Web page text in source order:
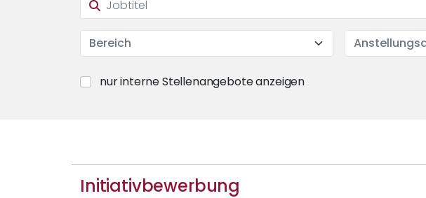
Bereich
nur interne Stellenangebote anzeigen
Initiativbewerbung